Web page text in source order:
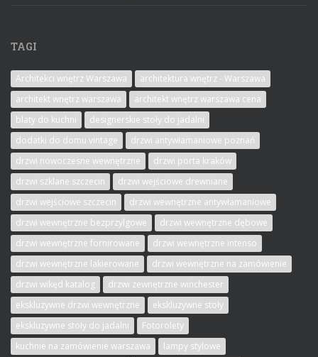
TAGI
Architekci wnętrz Warszawa
architektura wnętrz - Warszawa
architekt wnętrz warszawa
architekt wnętrz warszawa cena
blaty do kuchni
designerskie stoły do jadalni
dodatki do domu vintage
drzwi antywłamaniowe poznań
drzwi nowoczesne wewnętrzne
drzwi porta kraków
drzwi szklane szczecin
drzwi wejściowe drewniane
drzwi wejściowe szczecin
drzwi wewnętrzne antywłamaniowe
drzwi wewnętrzne bezprzylgowe
drzwi wewnętrzne dębowe
drzwi wewnętrzne fornirowane
drzwi wewnętrzne intenso
drzwi wewnętrzne lakierowane
drzwi wewnętrzne na zamówienie
drzwi wikęd katalog
drzwi zewnętrzne winchester
ekskluzywne drzwi wewnętrzne
ekskluzywne stoły
ekskluzywne stoły do jadalni
Fotorolety
kuchnie na zamówienie warszawa
lampy stylowe